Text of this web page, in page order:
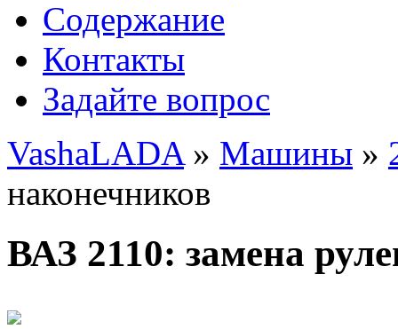
Содержание
Контакты
Задайте вопрос
VashaLADA» Машины »
наконечников
ВАЗ 2110: замена